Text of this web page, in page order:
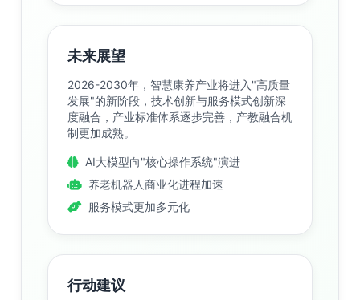
未来展望
2026-2030年，智慧康养产业将进入"高质量
发展"的新阶段，技术创新与服务模式创新深
度融合，产业标准体系逐步完善，产教融合机
制更加成熟。
AI大模型向"核心操作系统"演进
养老机器人商业化进程加速
服务模式更加多元化
行动建议